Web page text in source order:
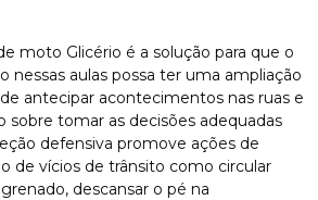
moto Glicério é a solução para que o
nessas aulas possa ter uma ampliação
antecipar acontecimentos nas ruas e
sobre tomar as decisões adequadas
defensiva promove ações de
de vícios de trânsito como circular
descansar o pé na